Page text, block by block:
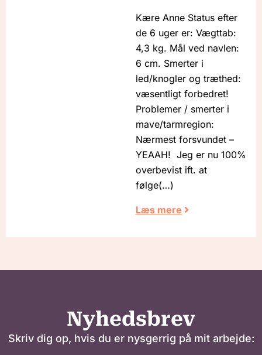
Kære Anne Status efter
de 6 uger er: Vægttab:
4,3 kg. Mål ved navlen:
6 cm. Smerter i
led/knogler og træthed:
væsentligt forbedret!
Problemer / smerter i
mave/tarmregion:
Nærmest forsvundet –
YEAAH! Jeg er nu 100%
overbevist ift. at
følge
Læs mere
Nyhedsbrev
Skriv dig op, hvis du er nysgerrig på mit arbejde: